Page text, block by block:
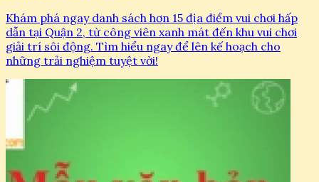
Khám phá ngay danh sách hơn 15 địa điểm vui chơi hấp
dẫn tại Quận 2, từ công viên xanh mát đến khu vui chơi
giải trí sôi động. Tìm hiểu ngay để lên kế hoạch cho
những trải nghiệm tuyệt vời!